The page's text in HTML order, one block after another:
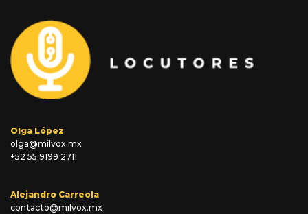
Olga López
olga@milvox.mx
+52 55 9199 2711
Alejandro Carreola
contacto@milvox.mx